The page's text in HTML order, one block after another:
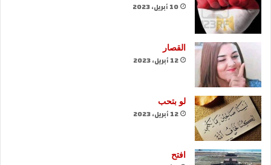
10 أبريل، 2023
القصار
12 أبريل، 2023
لو بتحب
12 أبريل، 2023
افتح